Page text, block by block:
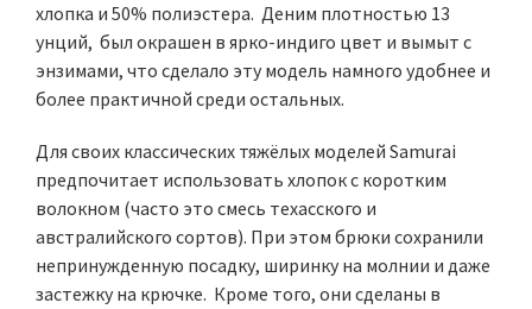
хлопка и 50% полиэстера. Деним плотностью 13
унций, был окрашен в ярко-индиго цвет и вымыт с
энзимами, что сделало эту модель намного удобнее и
более практичной среди остальных.
Для своих классических тяжёлых моделей Samurai
предпочитает использовать хлопок с коротким
волокном (часто это смесь техасского и
австралийского сортов). При этом брюки сохранили
непринужденную посадку, ширинку на молнии и даже
застежку на крючке. Кроме того, они сделаны в